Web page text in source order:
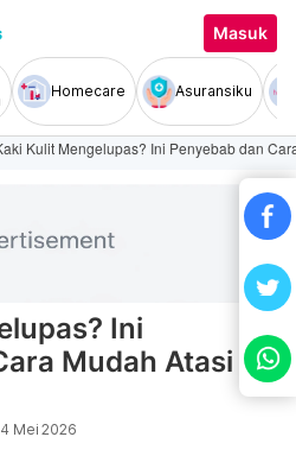
Masuk
Homecare Asuransiku
Kulit Mengelupas? Ini Penyebab dan
Ini
Mudah Atasi
Mei 2026